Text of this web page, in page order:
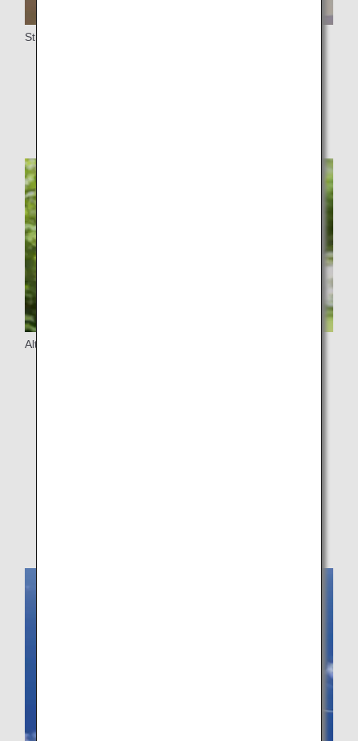
Struttura
Altri dettagli